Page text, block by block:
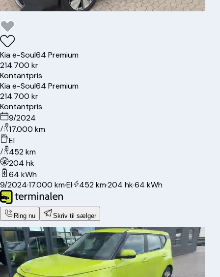
Kiae-Soul64 Premium
214.700 kr
Kontantpris
Kiae-Soul64 Premium
214.700 kr
Kontantpris
9/2024
17.000 km
El
452 km
204 hk
64 kWh
9/2024·17.000 km·El· 452 km·204 hk·64 kWh
Ring nu Skriv til sælger